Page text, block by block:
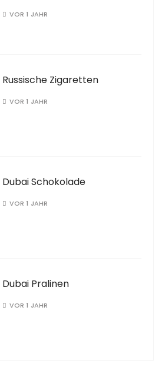
VOR 1 JAHR
Russische Zigaretten
VOR 1 JAHR
Dubai Schokolade
VOR 1 JAHR
Dubai Pralinen
VOR 1 JAHR